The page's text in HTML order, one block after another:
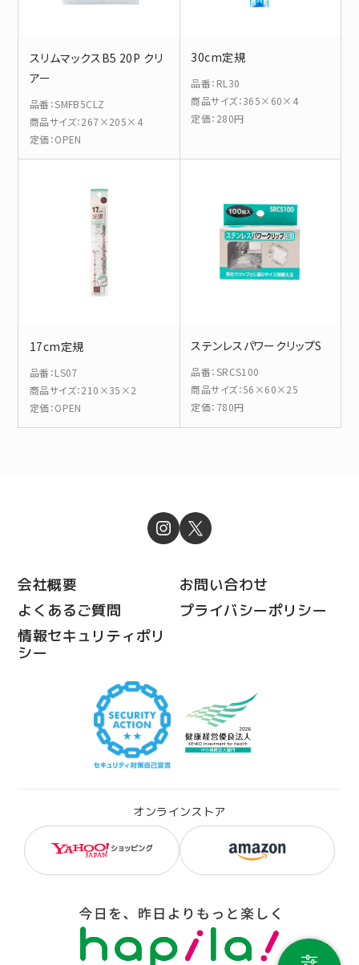
スリムマックスB5 20P クリ
アー
品番 ：SMFB5CLZ
商品サイズ：267×205×4
定価：OPEN
30cm定規
品番： RL30
商品サイズ：365×60×4
定価： 280円
17cm定規
品番 ：LS07
商品サイズ：210×35×2
定価：OPEN
ステンレスパワークリップS
品番：SRCS100
商品サイズ：56×60×25
定価： 780円
会社概要
お問い合わせ
よくあるご質問
プライバシーポリシー
情報セキュリティポリ
シー
オンラインストア